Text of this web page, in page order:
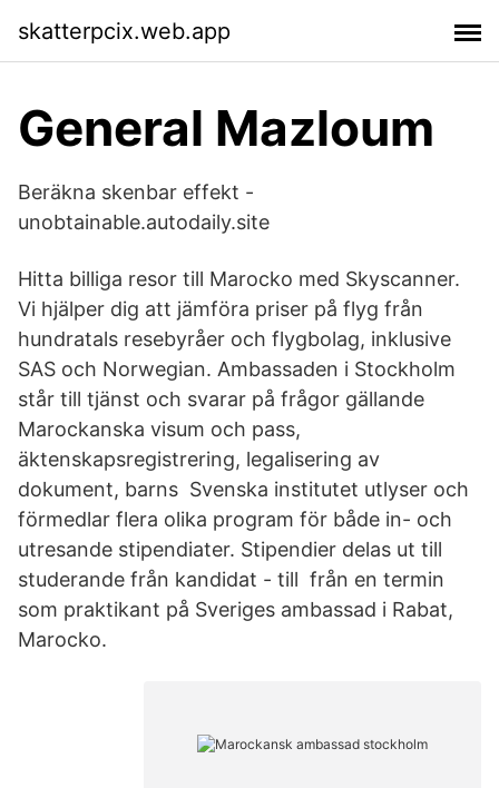
skatterpcix.web.app
General Mazloum
Beräkna skenbar effekt -
unobtainable.autodaily.site
Hitta billiga resor till Marocko med Skyscanner.
Vi hjälper dig att jämföra priser på flyg från
hundratals resebyråer och flygbolag, inklusive
SAS och Norwegian. Ambassaden i Stockholm
står till tjänst och svarar på frågor gällande
Marockanska visum och pass,
äktenskapsregistrering, legalisering av
dokument, barns Svenska institutet utlyser och
förmedlar flera olika program för både in- och
utresande stipendiater. Stipendier delas ut till
studerande från kandidat - till från en termin
som praktikant på Sveriges ambassad i Rabat,
Marocko.